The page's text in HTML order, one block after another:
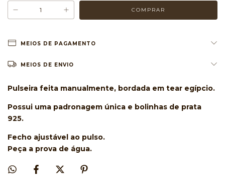
MEIOS DE PAGAMENTO
MEIOS DE ENVIO
Pulseira feita manualmente, bordada em tear egípcio.
Possui uma padronagem única e bolinhas de prata
925.
Fecho ajustável ao pulso.
Peça a prova de água.